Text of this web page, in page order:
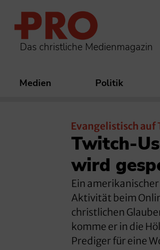
Das christliche Medienmagazin
Medien Politik
Evangelistisch auf
Twitch-
wird
Ein
Aktivität beim
christlichen
komme er in die
Prediger für eine